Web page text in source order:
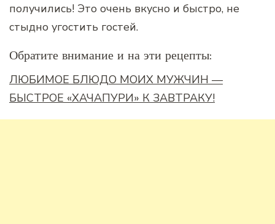
получились! Это очень вкусно и быстро, не
стыдно угостить гостей.
Обратите внимание и на эти рецепты:
ЛЮБИМОЕ БЛЮДО МОИХ МУЖЧИН —
БЫСТРОЕ «ХАЧАПУРИ» К ЗАВТРАКУ!